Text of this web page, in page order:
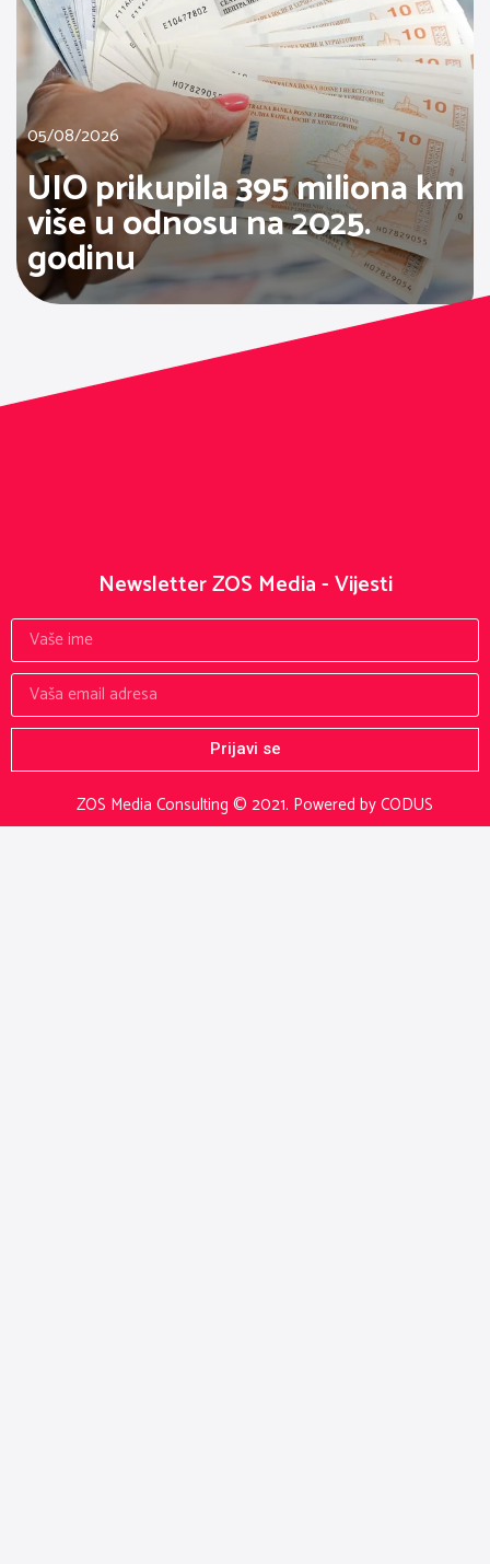
05/08/2026
UIO prikupila 395 miliona km
više u odnosu na 2025.
godinu
ZOS Media Consulting © 2021. Powered by CODUS
Newsletter ZOS Media - Vijesti
Prijavi se